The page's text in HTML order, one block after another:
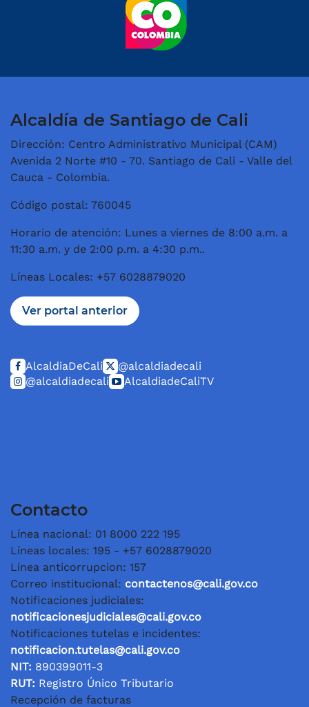
Alcaldía de Santiago de Cali
Dirección: Centro Administrativo Municipal (CAM)
Avenida 2 Norte #10 - 70. Santiago de Cali - Valle del
Cauca - Colombia.
Código postal: 760045
Horario de atención: Lunes a viernes de 8:00 a.m. a
11:30 a.m. y de 2:00 p.m. a 4:30 p.m..
Líneas Locales: +57 6028879020
Ver portal anterior
AlcaldiaDeCali
@alcaldiadecali
@alcaldiadecali
AlcaldiadeCaliTV
Contacto
Línea nacional: 01 8000 222 195
Líneas locales: 195 - +57 6028879020
Línea anticorrupcion: 157
Correo institucional: contactenos@cali.gov.co
Notificaciones judiciales:
notificacionesjudiciales@cali.gov.co
Notificaciones tutelas e incidentes:
notificacion.tutelas@cali.gov.co
NIT: 890399011-3
RUT: Registro Único Tributario
Recepción de facturas